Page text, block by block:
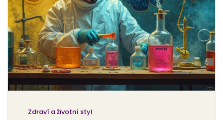
Zdraví a životní styl